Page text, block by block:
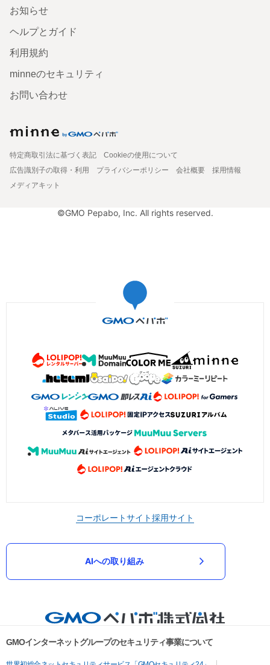
お知らせ
ヘルプとガイド
利用規約
minneのセキュリティ
お問い合わせ
特定商取引法に基づく表記
Cookieの使用について
広告識別子の取得・利用
プライバシーポリシー 会社概要
採用情報
メディアキット
©GMO Pepabo, Inc. All rights reserved.
コーポレートサイト採用サイト
AIへの取り組み
GMOインターネットグループのセキュリティ事業について